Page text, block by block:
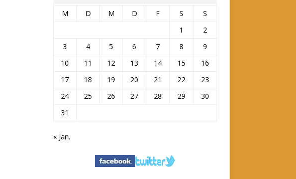
M D M D F S
S
1
2
3
4 5 6 7 8
9
10
11 12 13 14 15
16
17
18 19 20 21 22
23
24
25 26 27 28 29
30
31
« Jan.